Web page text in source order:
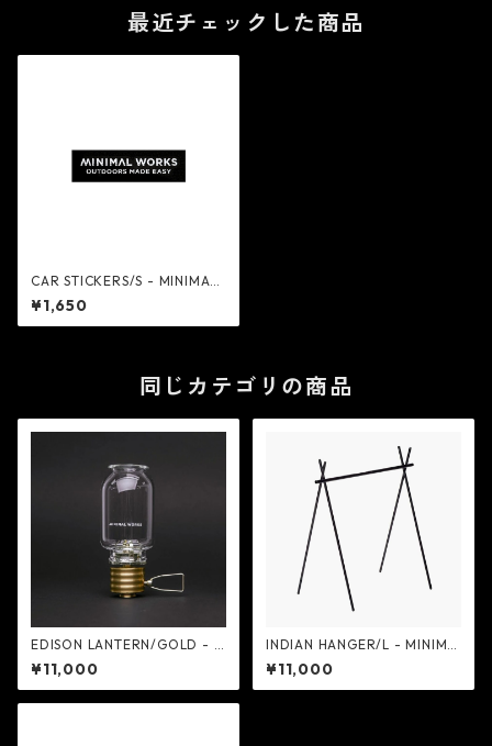
最近チェックした商品
CAR STICKERS/S - MINIMAL
WORKS
¥1,650
同じカテゴリの商品
EDISON LANTERN/GOLD - M
INIMAL WORKS
¥11,000
INDIAN HANGER/L - MINIMA
L WORKS
¥11,000